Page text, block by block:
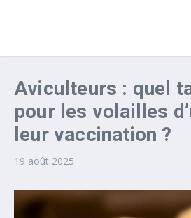
Aviculteurs : quel
pour les volailles
leur vaccination ?
19 août 2025